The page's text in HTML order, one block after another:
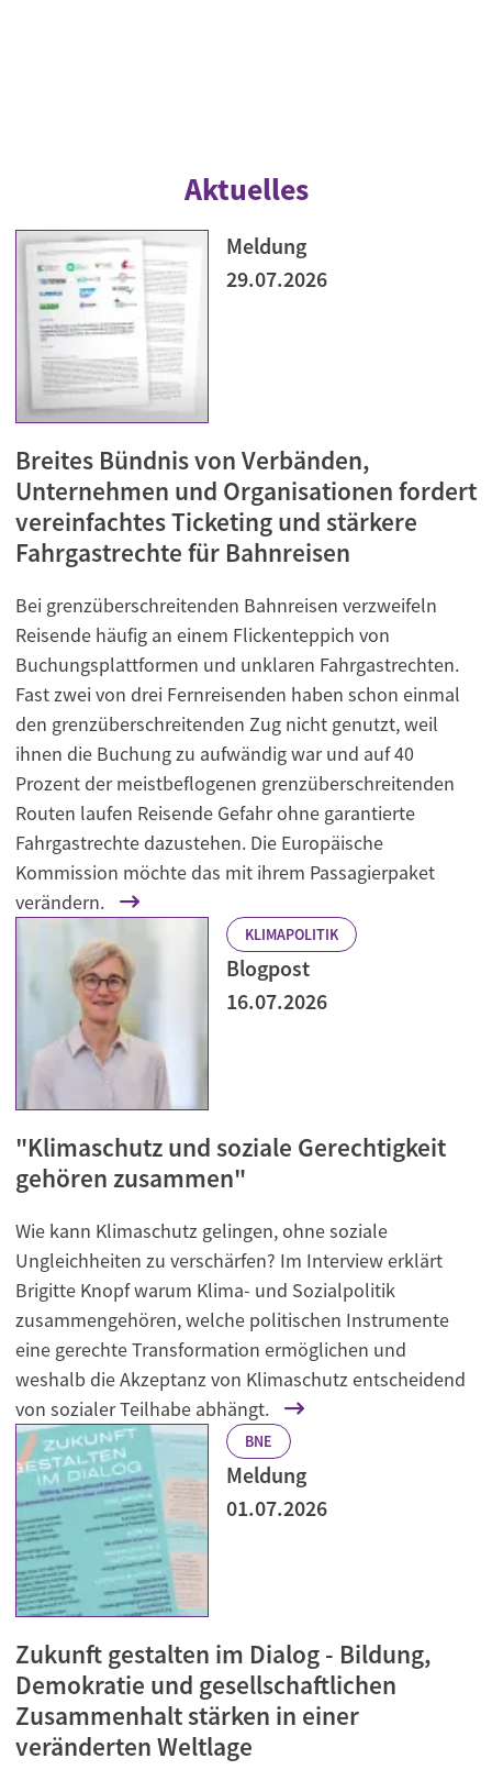
Aktuelles
Meldung
29.07.2026
Breites Bündnis von Verbänden,
Unternehmen und Organisationen fordert
vereinfachtes Ticketing und stärkere
Fahrgastrechte für Bahnreisen
Bei grenzüberschreitenden Bahnreisen verzweifeln
Reisende häufig an einem Flickenteppich von
Buchungsplattformen und unklaren Fahrgastrechten.
Fast zwei von drei Fernreisenden haben schon einmal
den grenzüberschreitenden Zug nicht genutzt, weil
ihnen die Buchung zu aufwändig war und auf 40
Prozent der meistbeflogenen grenzüberschreitenden
Routen laufen Reisende Gefahr ohne garantierte
Fahrgastrechte dazustehen. Die Europäische
Kommission möchte das mit ihrem Passagierpaket
verändern.
KLIMAPOLITIK
Blogpost
16.07.2026
"Klimaschutz und soziale Gerechtigkeit
gehören zusammen"
Wie kann Klimaschutz gelingen, ohne soziale
Ungleichheiten zu verschärfen? Im Interview erklärt
Brigitte Knopf warum Klima- und Sozialpolitik
zusammengehören, welche politischen Instrumente
eine gerechte Transformation ermöglichen und
weshalb die Akzeptanz von Klimaschutz entscheidend
von sozialer Teilhabe abhängt.
BNE
Meldung
01.07.2026
Zukunft gestalten im Dialog - Bildung,
Demokratie und gesellschaftlichen
Zusammenhalt stärken in einer
veränderten Weltlage